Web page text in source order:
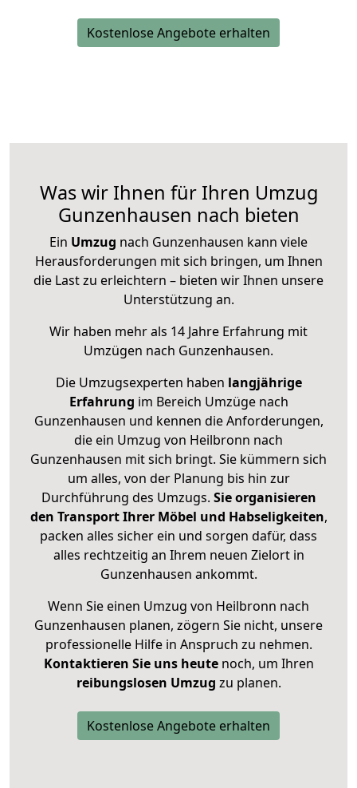
Kostenlose Angebote erhalten
Was wir Ihnen für Ihren Umzug
Gunzenhausen nach bieten
Ein Umzug nach Gunzenhausen kann viele
Herausforderungen mit sich bringen, um Ihnen
die Last zu erleichtern – bieten wir Ihnen unsere
Unterstützung an.
Wir haben mehr als 14 Jahre Erfahrung mit
Umzügen nach Gunzenhausen.
Die Umzugsexperten haben langjährige
Erfahrung im Bereich Umzüge nach
Gunzenhausen und kennen die Anforderungen,
die ein Umzug von Heilbronn nach
Gunzenhausen mit sich bringt. Sie kümmern sich
um alles, von der Planung bis hin zur
Durchführung des Umzugs. Sie organisieren
den Transport Ihrer Möbel und Habseligkeiten,
packen alles sicher ein und sorgen dafür, dass
alles rechtzeitig an Ihrem neuen Zielort in
Gunzenhausen ankommt.
Wenn Sie einen Umzug von Heilbronn nach
Gunzenhausen planen, zögern Sie nicht, unsere
professionelle Hilfe in Anspruch zu nehmen.
Kontaktieren Sie uns heutenoch, um Ihren
reibungslosen Umzug zu planen.
Kostenlose Angebote erhalten